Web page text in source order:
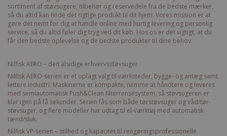
sortiment af støvsugere, tilbehør og reservedele fra de bedste mærker,
så du altid kan finde det rigtige produkt til dit hjem. Vores mission er at
gøre det nemt for dig at handle online med hurtig levering og personlig
service, så du altid føler dig tryg ved dit køb. Hos os er det vigtigt, at du
får den bedste oplevelse og de bedste produkter til dine behov.
Nilfisk AERO – den alsidige erhvervsstøvsuger
Nilfisk AERO-serien er et oplagt valg til værksteder, bygge- og anlæg samt
lettere industri. Maskinerne er kompakte, nemme at håndtere og leveres
med semiautomatisk Push&Clean filterrensesystem, så støvsugeren er
klar igen på få sekunder. Serien fås som både tørstøvsuger og våd/tør-
støvsuger, og flere modeller har udtag til el-værktøj med automatisk
tænd/sluk.
Nilfisk VP-serien – stilhed og kapacitet til rengøringsprofessionelle